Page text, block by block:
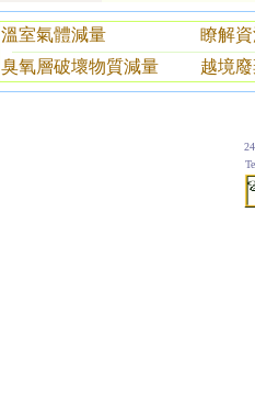
溫室氣體減量
瞭解
臭氧層破壞物質減量
越境